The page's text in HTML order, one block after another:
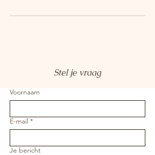
Stel je vraag
Voornaam
E-mail *
Je bericht